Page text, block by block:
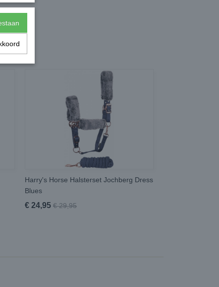
Harry's Horse Halsterset Jochberg Dress
Blues
€ 24,95 € 29,95